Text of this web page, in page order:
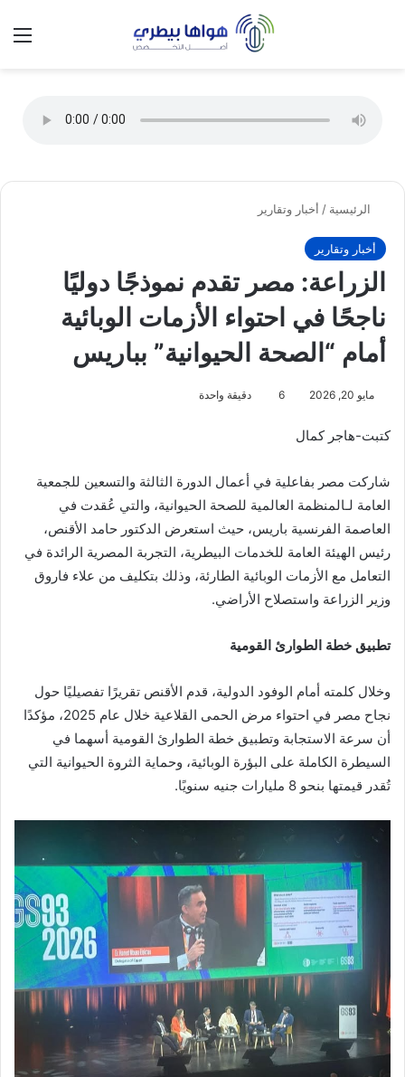
الوضع
الرئيسية / أخبار وتقارير
أخبار وتقارير
الزراعة: مصر تقدم نموذجًا دوليًا
ناجحًا في احتواء الأزمات الوبائية
أمام “الصحة الحيوانية” بباريس
مايو 20, 2026 6 دقيقة واحدة
كتبت-هاجر كمال
شاركت مصر بفاعلية في أعمال الدورة الثالثة والتسعين للجمعية
العامة لـالمنظمة العالمية للصحة الحيوانية، والتي عُقدت في
العاصمة الفرنسية باريس، حيث استعرض الدكتور حامد الأقنص،
رئيس الهيئة العامة للخدمات البيطرية، التجربة المصرية الرائدة في
التعامل مع الأزمات الوبائية الطارئة، وذلك بتكليف من علاء فاروق
وزير الزراعة واستصلاح الأراضي.
تطبيق خطة الطوارئ القومية
وخلال كلمته أمام الوفود الدولية، قدم الأقنص تقريرًا تفصيليًا حول
نجاح مصر في احتواء مرض الحمى القلاعية خلال عام 2025، مؤكدًا
أن سرعة الاستجابة وتطبيق خطة الطوارئ القومية أسهما في
السيطرة الكاملة على البؤرة الوبائية، وحماية الثروة الحيوانية التي
تُقدر قيمتها بنحو 8 مليارات جنيه سنويًا.